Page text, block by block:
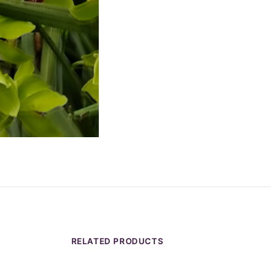
RELATED PRODUCTS